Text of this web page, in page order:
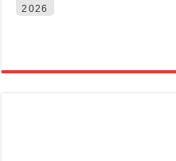
2026